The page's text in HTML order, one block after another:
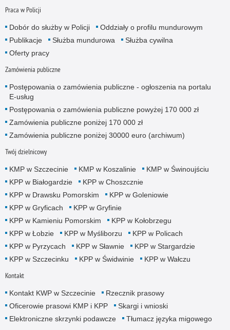
Praca w Policji
Dobór do służby w Policji
Oddziały o profilu mundurowym
Publikacje
Służba mundurowa
Służba cywilna
Oferty pracy
Zamówienia publiczne
Postępowania o zamówienia publiczne - ogłoszenia na portalu
E-usług
Postępowania o zamówienia publiczne powyżej 170 000 zł
Zamówienia publiczne poniżej 170 000 zł
Zamówienia publiczne poniżej 30000 euro (archiwum)
Twój dzielnicowy
KMP w Szczecinie KMP w Koszalinie
KMP w Świnoujściu
KPP w Białogardzie
KPP w Choszcznie
KPP w Drawsku Pomorskim
KPP w Goleniowie
KPP w Gryficach
KPP w Gryfinie
KPP w Kamieniu Pomorskim
KPP w Kołobrzegu
KPP w Łobzie
KPP w Myśliborzu
KPP w Policach
KPP w Pyrzycach
KPP w Sławnie
KPP w Stargardzie
KPP w Szczecinku
KPP w Świdwinie KPP w Wałczu
Kontakt
Kontakt KWP w Szczecinie
Rzecznik prasowy
Oficerowie prasowi KMP i KPP
Skargi i wnioski
Elektroniczne skrzynki podawcze
Tłumacz języka migowego